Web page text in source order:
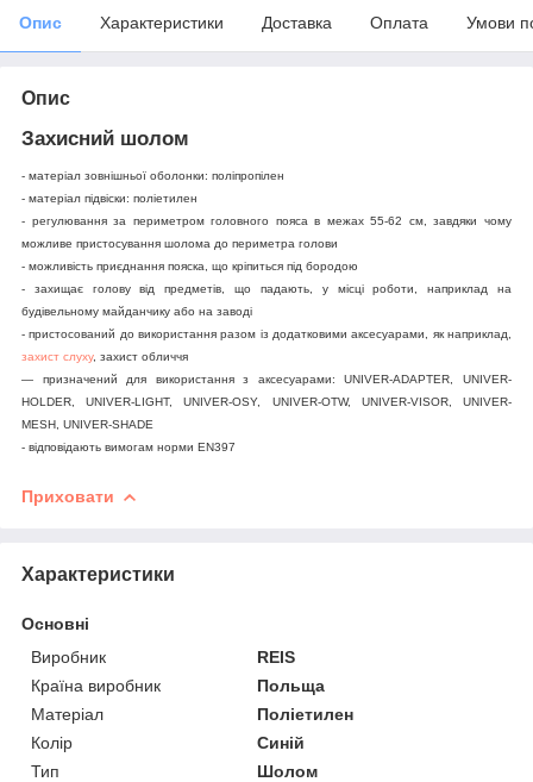
Опис Характеристики Доставка Оплата Умови
Опис
Захисний шолом
- матеріал зовнішньої оболонки: поліпропілен
- матеріал підвіски: поліетилен
- регулювання за периметром головного пояса в межах 55-62 см, завдяки чому
можливе пристосування шолома до периметра голови
- можливість приєднання пояска, що кріпиться під бородою
- захищає голову від предметів, що падають, у місці роботи, наприклад на
будівельному майданчику або на заводі
- пристосований до використання разом із додатковими аксесуарами, як наприклад,
захист слуху, захист обличчя
— призначений для використання з аксесуарами: UNIVER-ADAPTER, UNIVER-
HOLDER, UNIVER-LIGHT, UNIVER-OSY, UNIVER-OTW, UNIVER-VISOR, UNIVER-
MESH, UNIVER-SHADE
- відповідають вимогам норми EN397
Приховати
Характеристики
Основні
Виробник
REIS
Країна виробник
Польща
Матеріал
Поліетилен
Колір
Синій
Тип
Шолом